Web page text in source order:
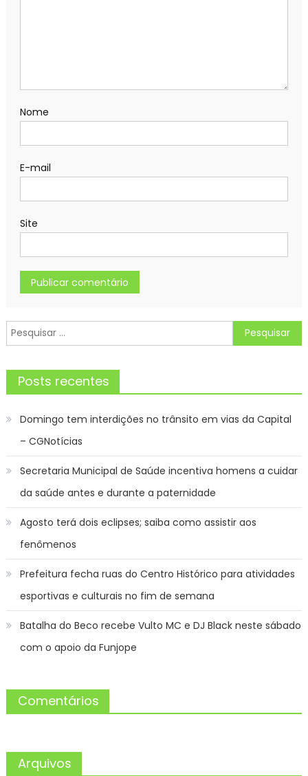
Nome
E-mail
Site
Pesquisar
por:
Posts recentes
Domingo tem interdições no trânsito em vias da Capital
– CGNotícias
Secretaria Municipal de Saúde incentiva homens a cuidar
da saúde antes e durante a paternidade
Agosto terá dois eclipses; saiba como assistir aos
fenômenos
Prefeitura fecha ruas do Centro Histórico para atividades
esportivas e culturais no fim de semana
Batalha do Beco recebe Vulto MC e DJ Black neste sábado
com o apoio da Funjope
Comentários
Arquivos